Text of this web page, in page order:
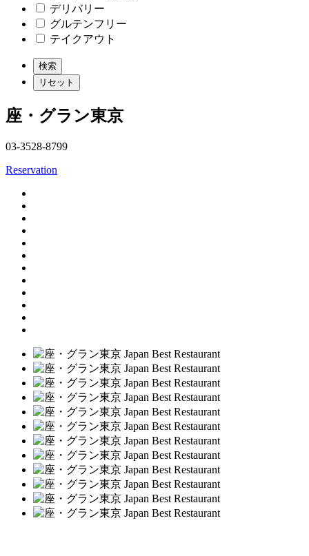
デリバリー
グルテンフリー
テイクアウト
座・グラン東京
03-3528-8799
Reservation